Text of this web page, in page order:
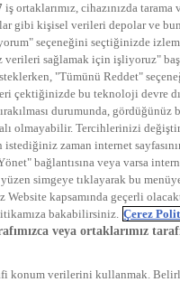
STAR
POP TV
RADYO
FM
POP
iş ortaklarımız, cihazınızda
gibi kişisel verileri depolar ve
seçeneğini seçtiğinizde
verileri sağlamak için işliyoruz"
"Tümünü Reddet"
çektiğinizde bu teknoloji devre
durumunda,
olmayabilir. Tercihlerinizi
zaman internet
bağlantısına veya varsa
yüzen simgeye tıklayarak bu
Website kapsamında geçerli
bakabilirsiniz. Çerez
veya ortaklarımız
konum verilerini kullanmak.